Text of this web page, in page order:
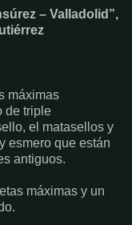
– Valladolid”,
máximas
de triple
el matasellos y
esmero que están
antiguos.
máximas y un